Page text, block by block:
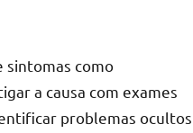
sintomas como
a causa com exames
problemas ocultos